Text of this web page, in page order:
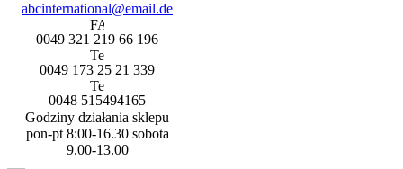
abcinternational@email.de
0049 321 219 66 196
0049 173 25 21 339
0048 515494165
Godziny działania sklepu
pon-pt 8:00-16.30 sobota
9.00-13.00